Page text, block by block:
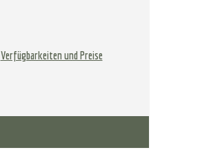
Verfügbarkeiten und Preise